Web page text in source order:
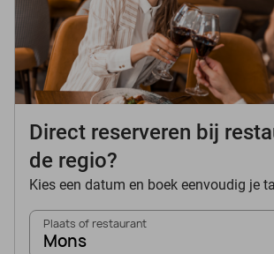
Direct reserveren bij
de regio?
Kies een datum en boek eenvoudig je
Plaats of restaurant
Mons